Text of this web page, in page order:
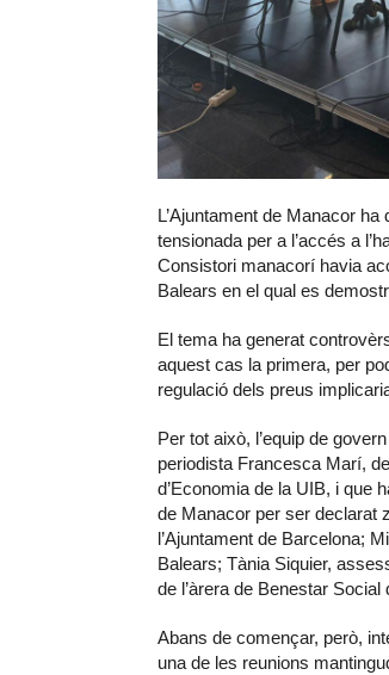
L’Ajuntament de Manacor
tensionada per a l’accés a
Consistori manacorí havia
Balears en el qual es
El tema ha generat
aquest cas la primera, per
regulació dels preus
Per tot això, l’equip de
periodista Francesca Marí,
d’Economia de la UIB, i que
de Manacor per ser declarat
l’Ajuntament de Barcelona;
Balears; Tània Siquier,
de l’àrera de Benestar Social
Abans de començar, però,
una de les reunions